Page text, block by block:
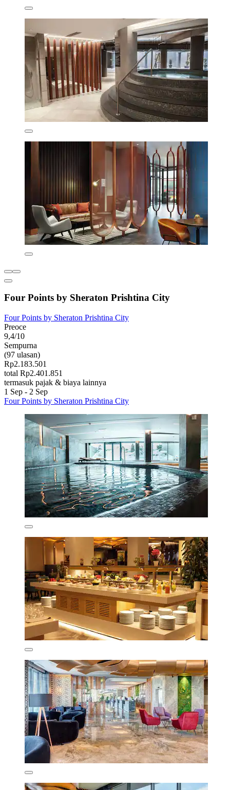
Four Points by Sheraton Prishtina City
Four Points by Sheraton Prishtina City
Preoce
9,4/10
Sempurna
(97 ulasan)
Rp2.183.501
total Rp2.401.851
termasuk pajak & biaya lainnya
1 Sep - 2 Sep
Four Points by Sheraton Prishtina City